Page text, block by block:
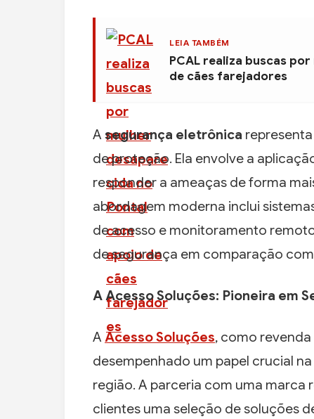
LEIA TAMBÉM
PCAL realiza buscas
de cães farejadores
A segurança eletrônica
de proteção. Ela envolve a
responder a ameaças de forma
abordagem moderna inclui
de acesso e monitoramento
de segurança em comparação
A Acesso Soluções: Pioneira em
A Acesso Soluções, como
desempenhado um papel crucial
região. A parceria com uma marca
clientes uma seleção de soluções